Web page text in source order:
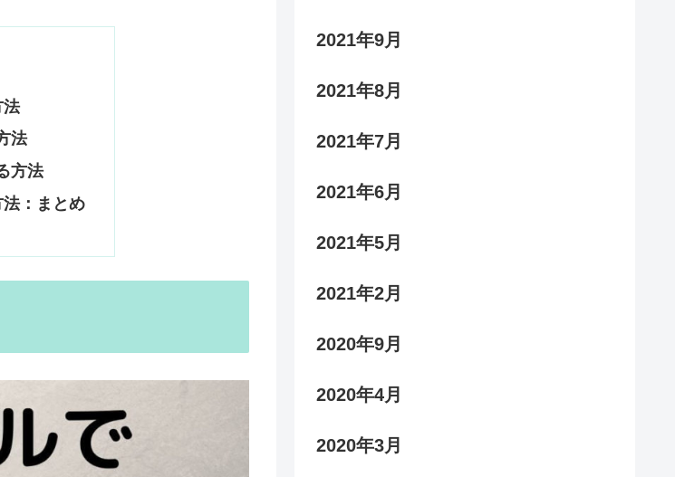
法
法
方法
：まとめ
2021年9月
2021年8月
2021年7月
2021年6月
2021年5月
2021年2月
2020年9月
2020年4月
2020年3月